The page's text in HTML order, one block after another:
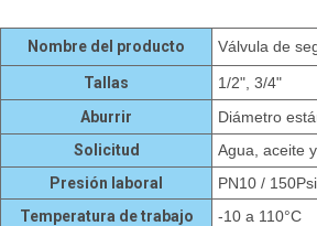
Nombre del producto Válvula de
Tallas
1/2", 3/4"
Aburrir
Diámetro
Solicitud
Agua, aceite
Presión laboral
PN10 / 150Psi
Temperatura de trabajo
-10 a 110°C